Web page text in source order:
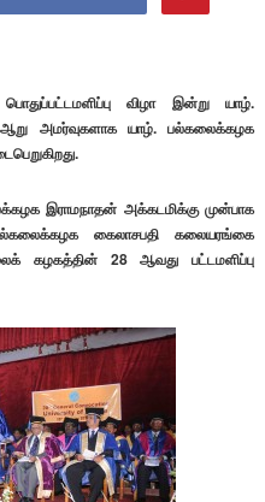
விழா இன்று யாழ்.
அமர்வுகளாக யாழ். பல்கலைக்கழக
இராமநாதன் அக்கடமிக்கு முன்பாக
கைலாசபதி கலையரங்கை
கழகத்தின் 28 ஆவது பட்டமளிப்பு